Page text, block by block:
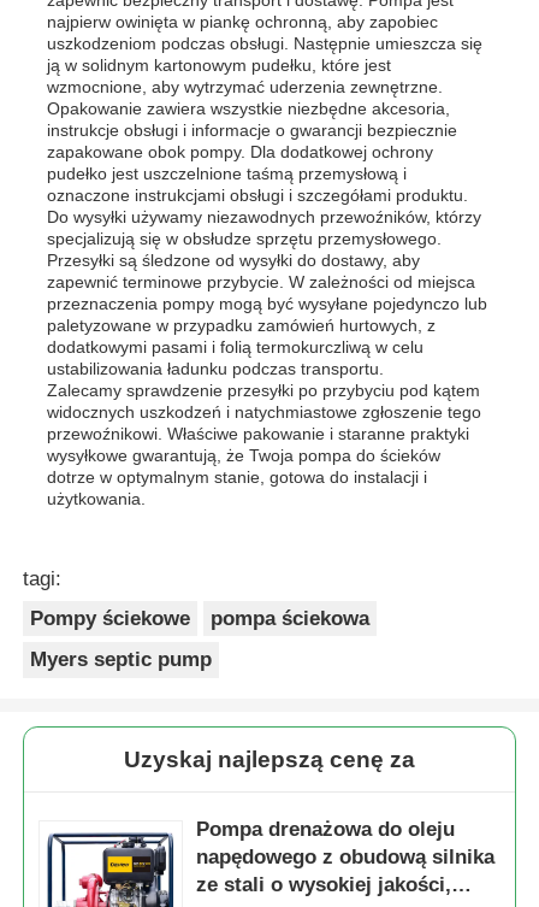
najpierw owinięta w piankę ochronną, aby zapobiec
uszkodzeniom podczas obsługi. Następnie umieszcza się
ją w solidnym kartonowym pudełku, które jest
wzmocnione, aby wytrzymać uderzenia zewnętrzne.
Opakowanie zawiera wszystkie niezbędne akcesoria,
instrukcje obsługi i informacje o gwarancji bezpiecznie
zapakowane obok pompy. Dla dodatkowej ochrony
pudełko jest uszczelnione taśmą przemysłową i
oznaczone instrukcjami obsługi i szczegółami produktu.
Do wysyłki używamy niezawodnych przewoźników, którzy
specjalizują się w obsłudze sprzętu przemysłowego.
Przesyłki są śledzone od wysyłki do dostawy, aby
zapewnić terminowe przybycie. W zależności od miejsca
przeznaczenia pompy mogą być wysyłane pojedynczo lub
paletyzowane w przypadku zamówień hurtowych, z
dodatkowymi pasami i folią termokurczliwą w celu
ustabilizowania ładunku podczas transportu.
Zalecamy sprawdzenie przesyłki po przybyciu pod kątem
widocznych uszkodzeń i natychmiastowe zgłoszenie tego
przewoźnikowi. Właściwe pakowanie i staranne praktyki
wysyłkowe gwarantują, że Twoja pompa do ścieków
dotrze w optymalnym stanie, gotowa do instalacji i
użytkowania.
tagi:
Pompy ściekowe
pompa ściekowa
Myers septic pump
Uzyskaj najlepszą cenę za
Pompa drenażowa do oleju
napędowego z obudową silnika
ze stali o wysokiej jakości,